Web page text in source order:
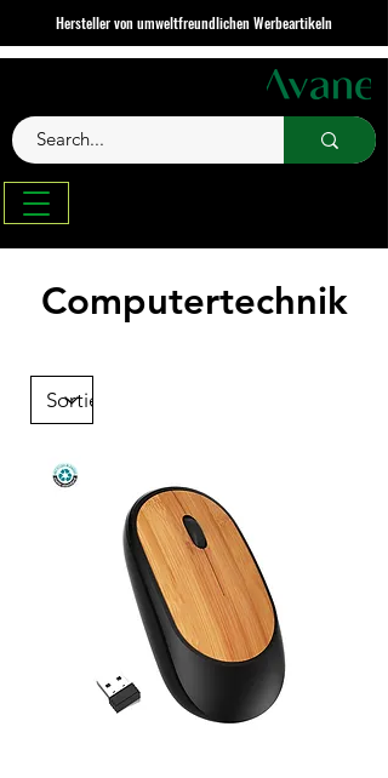
Hersteller von umweltfreundlichen Werbeartikeln
Computertechnik